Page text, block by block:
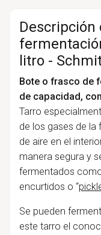
Descripción
litro -
Bote o frasco de
de capacidad,
Tarro
de los gases de la
de aire en el
manera segura y
fermentados
encurtidos o “
Se pueden
este tarro el